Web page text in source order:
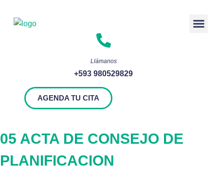
Llámanos
+593 980529829
AGENDA TU CITA
05 ACTA DE CONSEJO DE
PLANIFICACION